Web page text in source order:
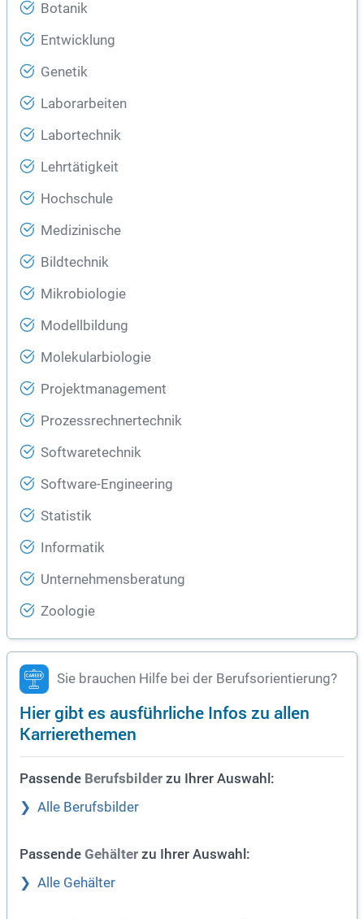
Botanik
Entwicklung
Genetik
Laborarbeiten
Labortechnik
Lehrtätigkeit
Hochschule
Medizinische
Bildtechnik
Mikrobiologie
Modellbildung
Molekularbiologie
Projektmanagement
Prozessrechnertechnik
Softwaretechnik
Software-Engineering
Statistik
Informatik
Unternehmensberatung
Zoologie
Sie brauchen Hilfe bei der Berufsorientierung?
Hier gibt es ausführliche Infos zu allen
Karrierethemen
Passende Berufsbilder zu Ihrer Auswahl:
Alle Berufsbilder
Passende Gehälter zu Ihrer Auswahl:
Alle Gehälter